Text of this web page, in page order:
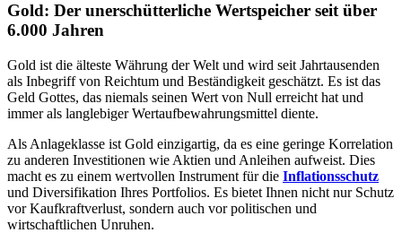
Gold: Der unerschütterliche Wertspeicher seit über
6.000 Jahren
Gold ist die älteste Währung der Welt und wird seit Jahrtausenden
als Inbegriff von Reichtum und Beständigkeit geschätzt. Es ist das
Geld Gottes, das niemals seinen Wert von Null erreicht hat und
immer als langlebiger Wertaufbewahrungsmittel diente.
Als Anlageklasse ist Gold einzigartig, da es eine geringe Korrelation
zu anderen Investitionen wie Aktien und Anleihen aufweist. Dies
macht es zu einem wertvollen Instrument für die Inflationsschutz
und Diversifikation Ihres Portfolios. Es bietet Ihnen nicht nur Schutz
vor Kaufkraftverlust, sondern auch vor politischen und
wirtschaftlichen Unruhen.